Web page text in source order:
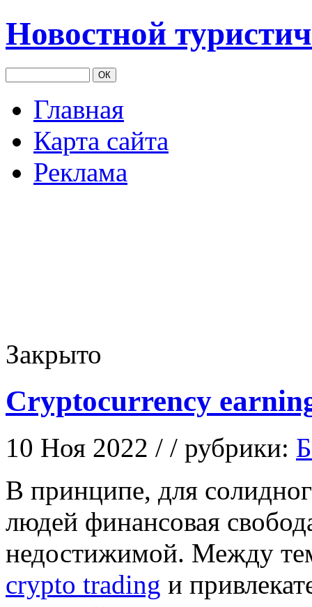
Новостной
Главная
Карта сайта
Реклама
Закрыто
Cryptocurrency
10 Ноя 2022 / / рубрики:
В принципe, для
людей финансовая
недостижимой. Между
crypto trading и